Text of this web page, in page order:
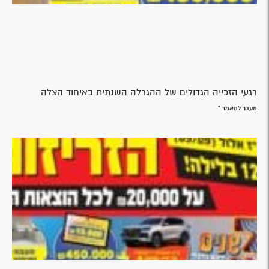
רגעי הזכייה הגדולים של ההגרלה השנתית באיחוד הצלה
מעבר למאמר »